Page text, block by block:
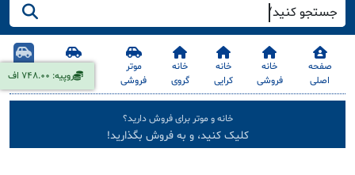
جستجو کنید/ همه چیز در باران مارت
صفحه
اصلی
خانه
فروشی
خانه
کرایی
خانه
گروی
موتر
فروشی
موترسایکل
فروشی
سایر
تومان: 0.38 اف
خانه و موتر برای فروش دارید؟
کلیک کنید، و به فروش بگذارید!